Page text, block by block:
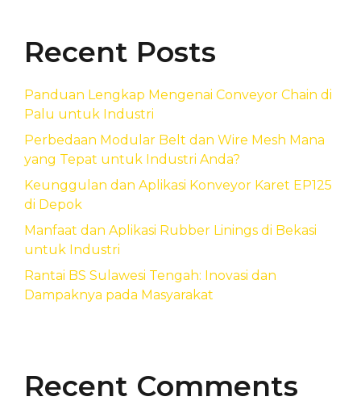
Recent Posts
Panduan Lengkap Mengenai Conveyor Chain di
Palu untuk Industri
Perbedaan Modular Belt dan Wire Mesh Mana
yang Tepat untuk Industri Anda?
Keunggulan dan Aplikasi Konveyor Karet EP125
di Depok
Manfaat dan Aplikasi Rubber Linings di Bekasi
untuk Industri
Rantai BS Sulawesi Tengah: Inovasi dan
Dampaknya pada Masyarakat
Recent Comments